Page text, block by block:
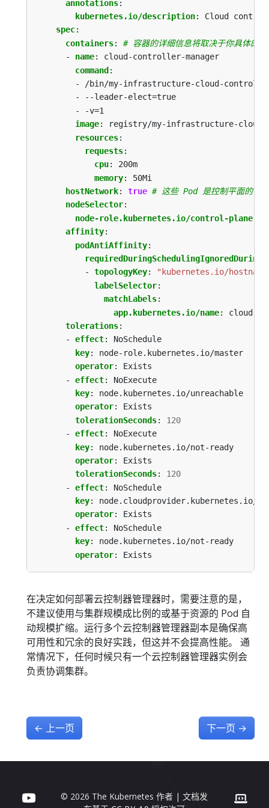
annotations:
kubernetes.io/description:
Cloud
spec:
containers:
# 容器的详细信息将取决于你具体的
- name:
cloud-controller-manager
command:
- /bin/my-infrastructure-cloud-
- --leader-elect=true
- -v=1
image:
registry/my-infrastructure-cloud-
resources:
requests:
cpu:
200m
memory:
50Mi
hostNetwork: true # 这些 Pod 是控制平面的一
nodeSelector:
node-role.kubernetes.io/control-plane
affinity:
podAntiAffinity:
- topologyKey:
"kubernetes.io/
labelSelector:
matchLabels:
app.kubernetes.io/name:
cloud-
tolerations:
- effect:
NoSchedule
key:
node-role.kubernetes.io/master
operator:
Exists
- effect:
NoExecute
key:
node.kubernetes.io/unreachable
operator:
Exists
tolerationSeconds:
120
- effect:
NoExecute
key:
node.kubernetes.io/not-ready
operator:
Exists
tolerationSeconds:
120
- effect:
NoSchedule
key:
node.cloudprovider.kubernetes.io/
operator:
Exists
- effect:
NoSchedule
key:
node.kubernetes.io/not-ready
operator: Exists
在决定如何部署云控制器管理器时，需要注意的是，
不建议使用与集群规模成比例的或基于资源的 Pod 自
动规模扩缩。运行多个云控制器管理器副本是确保高
可用性和冗余的良好实践，但这并不会提高性能。 通
常情况下，任何时候只有一个云控制器管理器实例会
负责协调集群。
← 上一页 下一页 →
© 2026 The Kubernetes 作者 | 文档发